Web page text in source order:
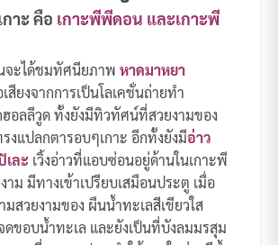
าะ คือ เกาะพีพีดอน และเกาะพี
จะได้ชมทัศนียภาพ หาดมาหยา
ยงจากการเป็นโลเคชั่นถ่ายทำ
อลลีวูด ทั้งยังมีทิวทัศน์ที่สวยงามของ
งแปลกตารอบๆเกาะ อีกทั้งยังมีอ่าว
เละ เวิ้งอ่าวที่แอบซ่อนอยู่ด้านในเกาะพี
ม มีทางเข้าเปรียบเสมือนประตู เมื่อ
มสวยงามของ ผืนน้ำทะเลสีเขียวใส
ดขอบน้ำทะเล และยังเป็นที่บังลมมรสุม